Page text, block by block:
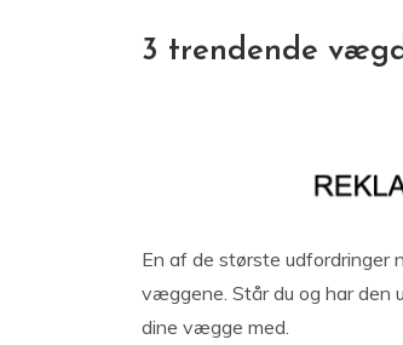
3 trendende
En af de største udfordringer
væggene. Står du og har den
dine vægge med.